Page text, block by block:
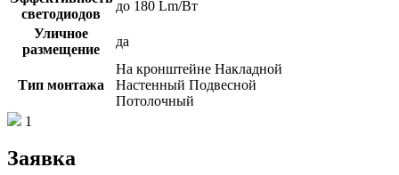
светодиодов
до 180 Lm/Вт
Уличное
размещение
да
Тип монтажа
На кронштейне Накладной
Настенный Подвесной
Потолочный
1
Заявка